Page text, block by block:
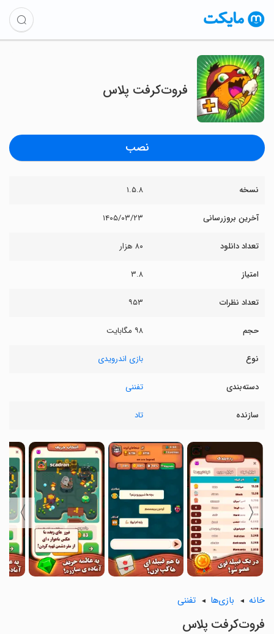
‏‏‏فروت‌‌کرفت پلاس
نصب
نسخه ۱.۵.۸
آخرین بروزرسانی ۱۴۰۵/۰۳/۲۳
تعداد دانلود ۸۰ هزار
امتیاز ۳.۸
تعداد نظرات ۹۵۳
حجم ۹۸ مگابایت
نوع بازی اندرویدی
دسته‌بندی تفننی
سازنده تاد
〈
〉
خانه بازی‌ها تفننی
‏‏‏فروت‌‌کرفت پلاس